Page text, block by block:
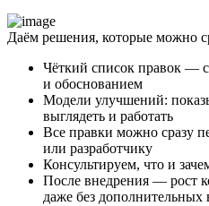
Даём решения, которые можно
Чёткий список правок —
и обоснованием
Модели улучшений:
выглядеть и работать
Все правки можно сразу
или разработчику
Консультируем, что и
После внедрения — рост
даже без